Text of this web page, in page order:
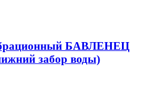
БАВЛЕНЕЦ
забор воды)